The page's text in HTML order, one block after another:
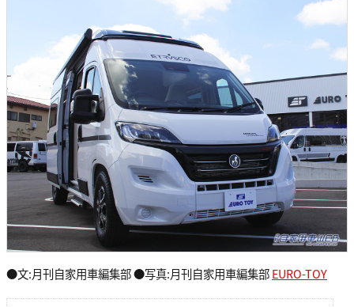
●文:月刊自家用車編集部 ●写真:月刊自家用車編集部EURO-TOY